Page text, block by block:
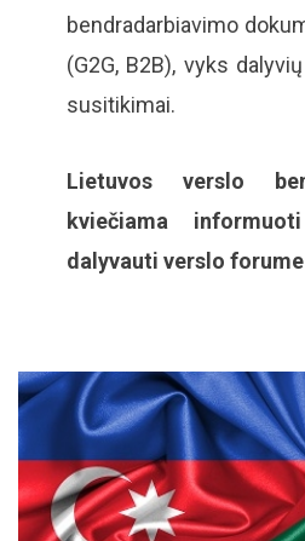
bendradarbiavimo
(G2G, B2B), vyks
susitikimai.
Lietuvos verslo
kviečiama
dalyvauti verslo forume